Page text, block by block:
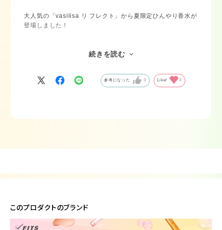
大人気の「vasilisa リ フレクト」から夏限定ひんやり香水が
登場しました！
調とした清楚な香りに、続きを読む
参考になった 0 Like! 0
このプロダクトのブランド